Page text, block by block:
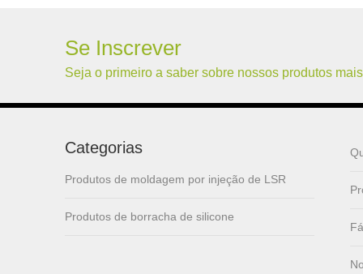
Bag Storage
ISR PC sunction cup
over-molding respirator
keypad
Se Inscrever
Seja o primeiro a saber sobre nossos produtos
Categorias
Produtos de moldagem por injeção de LSR
Produtos de borracha de silicone